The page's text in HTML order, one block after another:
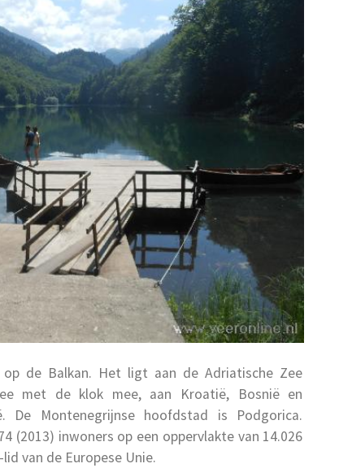
de Balkan. Het ligt aan de Adriatische Zee
met de klok mee, aan Kroatië, Bosnië en
De Montenegrijnse hoofdstad is Podgorica.
(2013) inwoners op een oppervlakte van 14.026
van de Europese Unie.